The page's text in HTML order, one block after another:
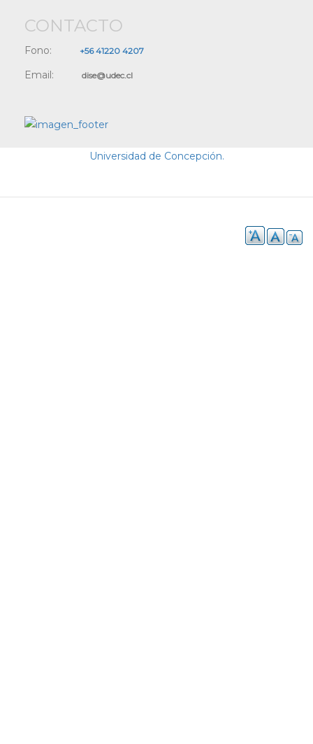
CONTACTO
Fono: +56 41220 4207
Email: dise@udec.cl
Universidad de Concepción.